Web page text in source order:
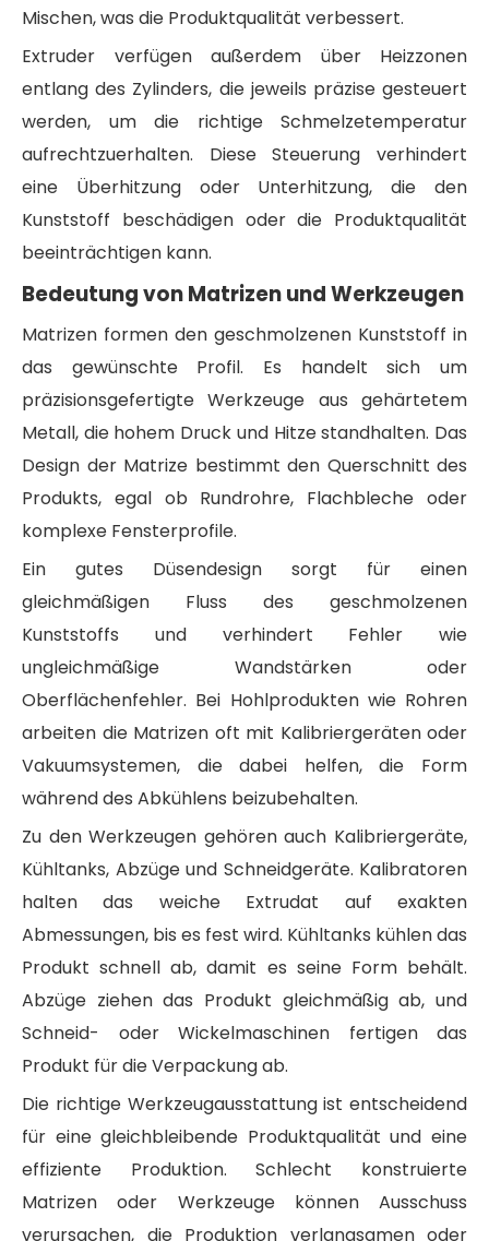
Mischen, was die Produktqualität verbessert.
Extruder verfügen außerdem über Heizzonen
entlang des Zylinders, die jeweils präzise gesteuert
werden, um die richtige Schmelzetemperatur
aufrechtzuerhalten. Diese Steuerung verhindert
eine Überhitzung oder Unterhitzung, die den
Kunststoff beschädigen oder die Produktqualität
beeinträchtigen kann.
Bedeutung von Matrizen und Werkzeugen
Matrizen formen den geschmolzenen Kunststoff in
das gewünschte Profil. Es handelt sich um
präzisionsgefertigte Werkzeuge aus gehärtetem
Metall, die hohem Druck und Hitze standhalten. Das
Design der Matrize bestimmt den Querschnitt des
Produkts, egal ob Rundrohre, Flachbleche oder
komplexe Fensterprofile.
Ein gutes Düsendesign sorgt für einen
gleichmäßigen Fluss des geschmolzenen
Kunststoffs und verhindert Fehler wie
ungleichmäßige Wandstärken oder
Oberflächenfehler. Bei Hohlprodukten wie Rohren
arbeiten die Matrizen oft mit Kalibriergeräten oder
Vakuumsystemen, die dabei helfen, die Form
während des Abkühlens beizubehalten.
Zu den Werkzeugen gehören auch Kalibriergeräte,
Kühltanks, Abzüge und Schneidgeräte. Kalibratoren
halten das weiche Extrudat auf exakten
Abmessungen, bis es fest wird. Kühltanks kühlen das
Produkt schnell ab, damit es seine Form behält.
Abzüge ziehen das Produkt gleichmäßig ab, und
Schneid- oder Wickelmaschinen fertigen das
Produkt für die Verpackung ab.
Die richtige Werkzeugausstattung ist entscheidend
für eine gleichbleibende Produktqualität und eine
effiziente Produktion. Schlecht konstruierte
Matrizen oder Werkzeuge können Ausschuss
verursachen, die Produktion verlangsamen oder